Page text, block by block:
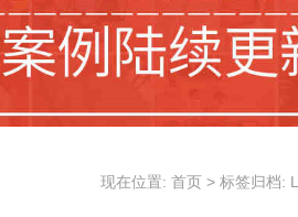
现在位置: 首页 > 标签归档: